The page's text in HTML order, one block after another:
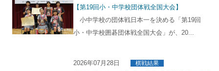
【第19回小・中学校団体戦全国大会】
小中学校の団体戦日本一を決める「第19回
小・中学校囲碁団体戦全国大会」が、20...
2026年07月28日 棋戦結果